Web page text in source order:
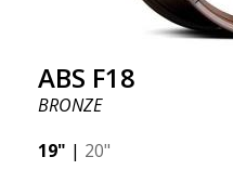
ABS F18
BRONZE
19" | 20"